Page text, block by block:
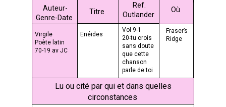
Titre
Lu ou cité par qui et dans quelles
circonstances
Vol 9-1
20-tu crois
sans doute
que cette
chanson
parle de toi
Virgile
Poète latin
70-19 av JC
Où
Auteur-
Genre-Date
Fraser’s
Ridge
Ref.
Outlander
Enéides